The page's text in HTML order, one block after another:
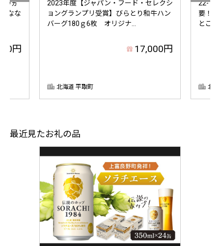
9ヵ
なな
円
2023年度【ジャパン・フード・セレクシ
ョングランプリ受賞】びらとり和牛ハン
バーグ180ｇ6枚 オリジナ...
17,000円
北海道 平取町
22-
要！
とこ
北
最近見たお礼の品